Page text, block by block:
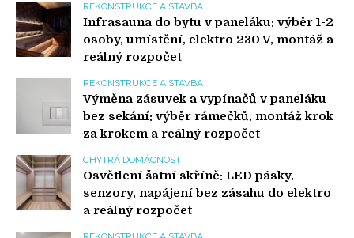
REKONSTRUKCE A STAVBA
Infrasauna do bytu v paneláku: výběr 1-2
osoby, umístění, elektro 230 V, montáž a
reálný rozpočet
REKONSTRUKCE A STAVBA
Výměna zásuvek a vypínačů v paneláku
bez sekání: výběr rámečků, montáž krok
za krokem a reálný rozpočet
CHYTRÁ DOMÁCNOST
Osvětlení šatní skříně: LED pásky,
senzory, napájení bez zásahu do elektro
a reálný rozpočet